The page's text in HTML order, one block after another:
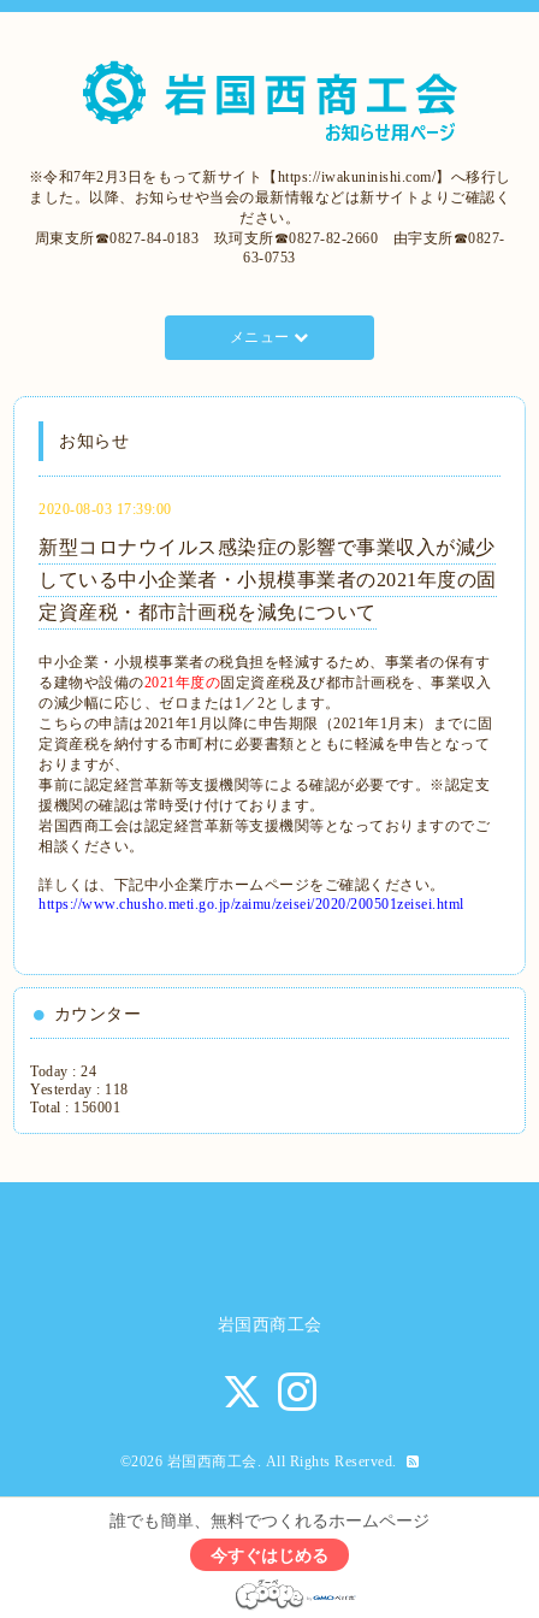
※令和7年2月3日をもって新サイト【https://iwakuninishi.com/】へ移行し
ました。以降、お知らせや当会の最新情報などは新サイトよりご確認く
ださい。
周東支所☎0827-84-0183 玖珂支所☎0827-82-2660 由宇支所☎0827-
63-0753
メニュー
お知らせ
2020-08-03 17:39:00
新型コロナウイルス感染症の影響で事業収入が減少
している中小企業者・小規模事業者の2021年度の固
定資産税・都市計画税を減免について
中小企業・小規模事業者の税負担を軽減するため、事業者の保有す
る建物や設備の2021年度の固定資産税及び都市計画税を、事業収入
の減少幅に応じ、ゼロまたは1／2とします。
こちらの申請は2021年1月以降に申告期限（2021年1月末）までに固
定資産税を納付する市町村に必要書類とともに軽減を申告となって
おりますが、
事前に認定経営革新等支援機関等による確認が必要です。※認定支
援機関の確認は常時受け付けております。
岩国西商工会は認定経営革新等支援機関等となっておりますのでご
相談ください。
詳しくは、下記中小企業庁ホームページをご確認ください。
https://www.chusho.meti.go.jp/zaimu/zeisei/2020/200501zeisei.html
カウンター
Today :24
Yesterday : 118
Total : 156001
岩国西商工会
©2026 岩国西商工会. All Rights Reserved.
誰でも簡単、無料でつくれるホームページ
今すぐはじめる